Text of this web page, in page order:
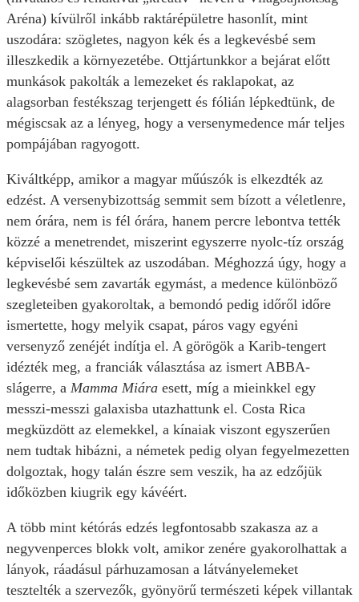
Aréna) kívülről inkább raktárépületre hasonlít, mint
uszodára: szögletes, nagyon kék és a legkevésbé sem
illeszkedik a környezetébe. Ottjártunkkor a bejárat előtt
munkások pakolták a lemezeket és raklapokat, az
alagsorban festékszag terjengett és fólián lépkedtünk, de
mégiscsak az a lényeg, hogy a versenymedence már teljes
pompájában ragyogott.
Kiváltképp, amikor a magyar műúszók is elkezdték az
edzést. A versenybizottság semmit sem bízott a véletlenre,
nem órára, nem is fél órára, hanem percre lebontva tették
közzé a menetrendet, miszerint egyszerre nyolc-tíz ország
képviselői készültek az uszodában. Méghozzá úgy, hogy a
legkevésbé sem zavarták egymást, a medence különböző
szegleteiben gyakoroltak, a bemondó pedig időről időre
ismertette, hogy melyik csapat, páros vagy egyéni
versenyző zenéjét indítja el. A görögök a Karib-tengert
idézték meg, a franciák választása az ismert ABBA-
slágerre, a Mamma Miára esett, míg a mieinkkel egy
messzi-messzi galaxisba utazhattunk el. Costa Rica
megküzdött az elemekkel, a kínaiak viszont egyszerűen
nem tudtak hibázni, a németek pedig olyan fegyelmezetten
dolgoztak, hogy talán észre sem veszik, ha az edzőjük
időközben kiugrik egy kávéért.
A több mint kétórás edzés legfontosabb szakasza az a
negyvenperces blokk volt, amikor zenére gyakorolhattak a
lányok, ráadásul párhuzamosan a látványelemeket
tesztelték a szervezők, gyönyörű természeti képek villantak